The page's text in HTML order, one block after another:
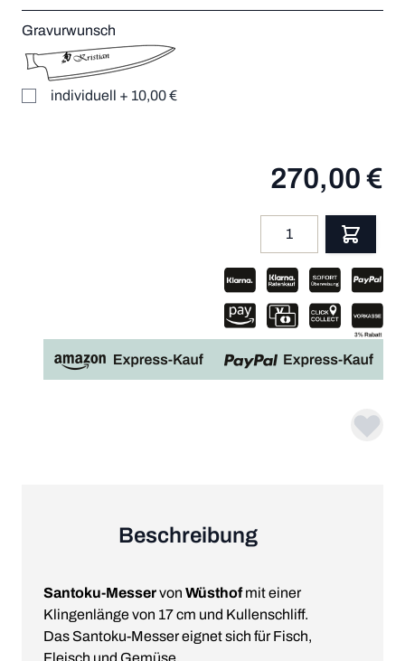
Gravurwunsch
individuell + 10,00 €
270,00 €
Beschreibung
Santoku-Messervon Wüsthofmit einer
Klingenlänge von 17 cm und Kullenschliff.
Das Santoku-Messer eignet sich für Fisch,